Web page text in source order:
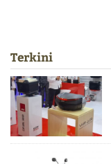
Terkini